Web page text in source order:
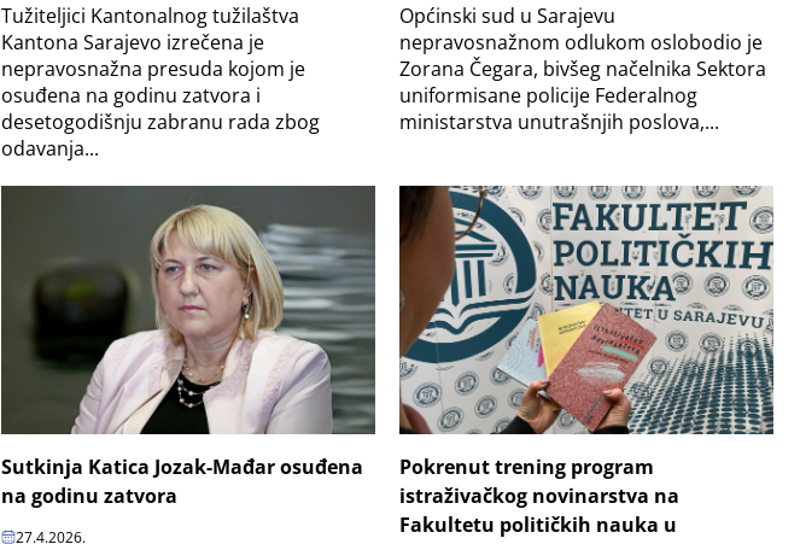
Tužiteljici Kantonalnog tužilaštva
Kantona Sarajevo izrečena je
nepravosnažna presuda kojom je
osuđena na godinu zatvora i
desetogodišnju zabranu rada zbog
odavanja...
Općinski sud u Sarajevu
nepravosnažnom odlukom oslobodio je
Zorana Čegara, bivšeg načelnika Sektora
uniformisane policije Federalnog
ministarstva unutrašnjih poslova,...
Sutkinja Katica Jozak-Mađar osuđena
na godinu zatvora
27.4.2026.
Pokrenut trening program
istraživačkog novinarstva na
Fakultetu političkih nauka u